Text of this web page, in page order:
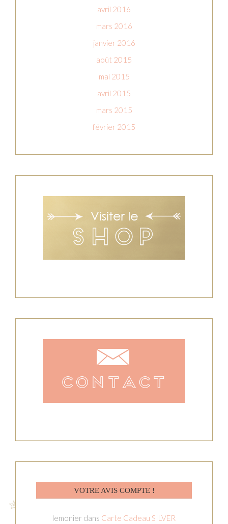
avril 2016
mars 2016
janvier 2016
août 2015
mai 2015
avril 2015
mars 2015
février 2015
VOTRE AVIS COMPTE !
lemonier dans Carte Cadeau SILVER